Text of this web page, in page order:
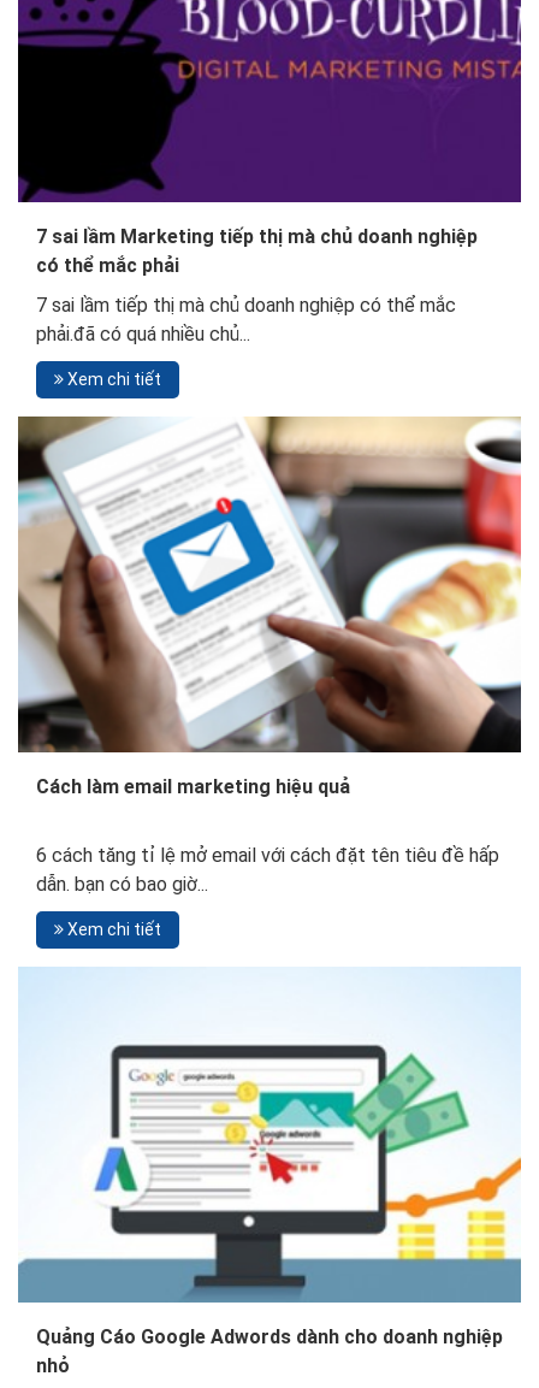
7 sai lầm Marketing tiếp thị mà chủ doanh nghiệp
có thể mắc phải
7 sai lầm tiếp thị mà chủ doanh nghiệp có thể mắc
phải.đã có quá nhiều chủ...
Xem chi tiết
Cách làm email marketing hiệu quả
6 cách tăng tỉ lệ mở email với cách đặt tên tiêu đề hấp
dẫn. bạn có bao giờ...
Xem chi tiết
Quảng Cáo Google Adwords dành cho doanh nghiệp
nhỏ